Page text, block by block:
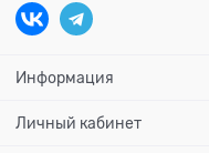
Информация
Личный кабинет